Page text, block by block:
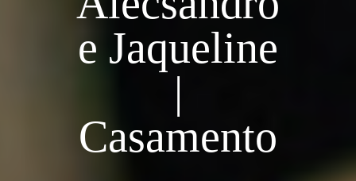
e Jaqueline
|
Casamento